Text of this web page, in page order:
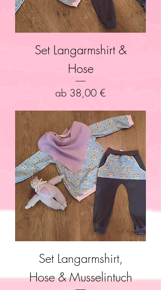
Set Langarmshirt &
Hose
ab 38,00 €
Sale-Preis
Set Langarmshirt,
Hose & Musselintuch